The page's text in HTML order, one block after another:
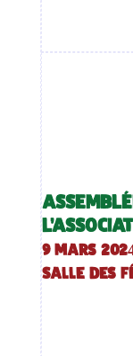
9 mars
Salle des